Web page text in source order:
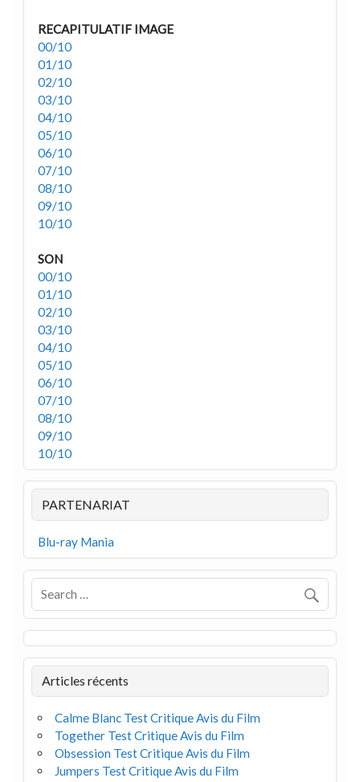
RECAPITULATIF IMAGE
00/10
01/10
02/10
03/10
04/10
05/10
06/10
07/10
08/10
09/10
10/10
SON
00/10
01/10
02/10
03/10
04/10
05/10
06/10
07/10
08/10
09/10
10/10
PARTENARIAT
Blu-ray Mania
Articles récents
Calme Blanc Test Critique Avis du Film
Together Test Critique Avis du Film
Obsession Test Critique Avis du Film
Jumpers Test Critique Avis du Film